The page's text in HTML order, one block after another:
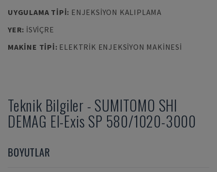
UYGULAMA TIPI: ENJEKSIYON KALIPLAMA
YER: İSVIÇRE
MAKINE TIPI: ELEKTRIK ENJEKSIYON MAKINESI
Teknik Bilgiler - SUMITOMO SHI
DEMAG El-Exis SP 580/1020-3000
BOYUTLAR